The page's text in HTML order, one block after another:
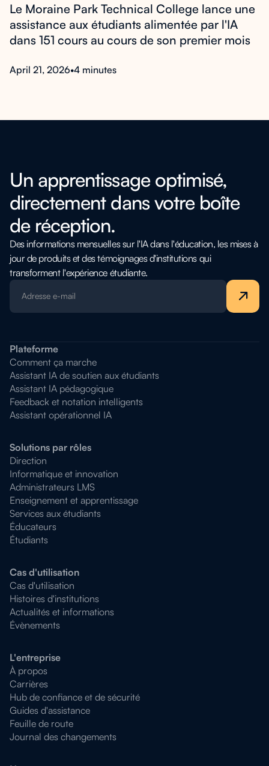
Le Moraine Park Technical College lance une
assistance aux étudiants alimentée par l'IA
dans 151 cours au cours de son premier mois
April 21, 2026•4 minutes
Un apprentissage optimisé,
directement dans votre boîte
de réception.
Des informations mensuelles sur l'IA dans l'éducation, les mises à
jour de produits et des témoignages d'institutions qui
transforment l'expérience étudiante.
Plateforme
Comment ça marche
Assistant IA de soutien aux étudiants
Assistant IA pédagogique
Feedback et notation intelligents
Assistant opérationnel IA
Solutions par rôles
Direction
Informatique et innovation
Administrateurs LMS
Enseignement et apprentissage
Services aux étudiants
Éducateurs
Étudiants
Cas d'utilisation
Cas d'utilisation
Histoires d'institutions
Actualités et informations
Évènements
L'entreprise
À propos
Carrières
Hub de confiance et de sécurité
Guides d'assistance
Feuille de route
Journal des changements